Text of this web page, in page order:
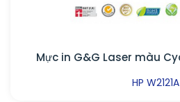
Mực in G&G Laser màu
HP W2121A